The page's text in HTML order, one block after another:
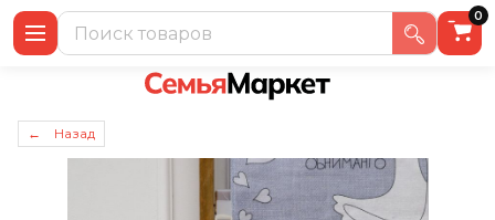
0
← Назад